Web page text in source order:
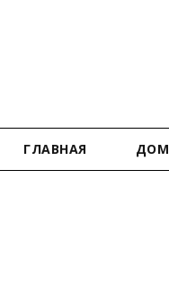
ГЛАВНАЯ ДОМ